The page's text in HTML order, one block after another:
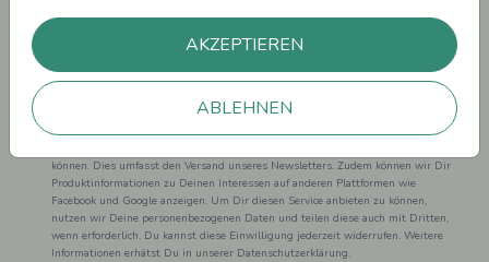
AKZEPTIEREN
ABLEHNEN
Einwilligung zur Datennutzung für Marketingzwecke: Hiermit willigst Du ein,
können. Dies umfasst den Versand unseres Newsletters. Zudem können wir Dir
Produktinformationen zu Deinen Interessen auf anderen Plattformen wie
Facebook und Google anzeigen. Um Dir diesen Service anbieten zu können,
nutzen wir Deine personenbezogenen Daten und teilen diese auch mit Dritten,
wenn erforderlich. Du kannst diese Einwilligung jederzeit widerrufen. Weitere
Informationen erhätst Du in unserer Datenschutzerklärung.